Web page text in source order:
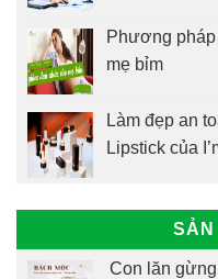
Phương
mẹ bỉm
Làm đẹp an
Lipstick của
SẢN
Con lăn